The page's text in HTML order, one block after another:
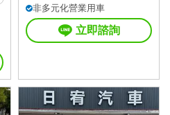
非多元化營業用車
立即諮詢